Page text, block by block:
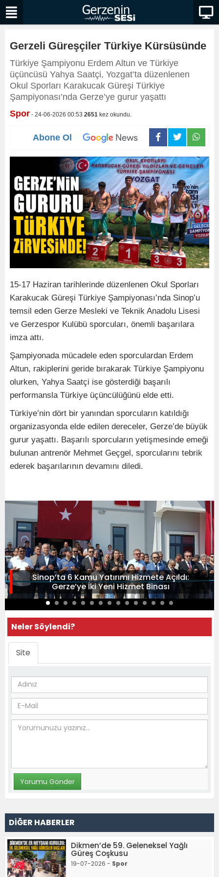
Gerzeli Güreşçiler Türkiye Kürsüsünde
Türkiye Şampiyonu Erdem Altun ve Türkiye
üçüncüsü Yahya Saatçi, Yozgat’ta düzenlenen
Okul Sporları Karakucak Güreşi Türkiye
Şampiyonası’nda Gerze’ye gurur yaşattı
Spor - 24-06-2026 00:53 2651 kez okundu.
Abone Ol
15-17 Haziran tarihlerinde düzenlenen Okul Sporları
Karakucak Güreşi Türkiye Şampiyonası’nda Sinop’u
temsil eden Gerze Mesleki ve Teknik Anadolu Lisesi
ve Gerzespor Kulübü sporcuları, önemli başarılara
imza attı.
Şampiyonada mücadele eden sporculardan Erdem
Altun, rakiplerini geride bırakarak Türkiye Şampiyonu
olurken, Yahya Saatçi ise gösterdiği başarılı
performansla Türkiye üçüncülüğünü elde etti.
Türkiye’nin dört bir yanından sporcuların katıldığı
organizasyonda elde edilen dereceler, Gerze’de büyük
gurur yaşattı. Başarılı sporcuların yetişmesinde emeği
bulunan antrenör Mehmet Geçgel, sporcularını tebrik
ederek başarılarının devamını diledi.
Sinop’ta 6 Kamu Yatırımı Hizmete Açıldı:
Gerze’ye İki Yeni Hizmet Binası
Neler Söylendi?
Site
DİĞER HABERLER
Dikmen’de 59. Geleneksel Yağlı
Güreş Coşkusu
19-07-2026 - Spor